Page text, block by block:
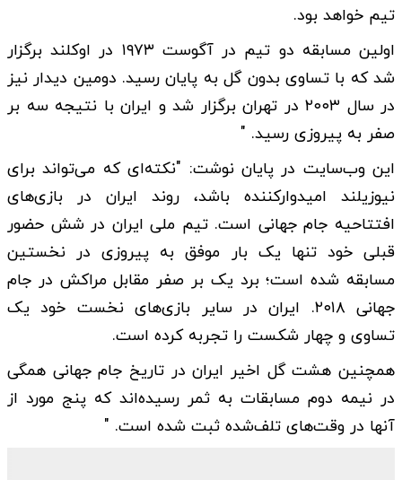
تیم خواهد بود.
اولین مسابقه دو تیم در آگوست ۱۹۷۳ در اوکلند برگزار
شد که با تساوی بدون گل به پایان رسید. دومین دیدار نیز
در سال ۲۰۰۳ در تهران برگزار شد و ایران با نتیجه سه بر
صفر به پیروزی رسید. "
این وب‌سایت در پایان نوشت: "نکته‌ای که می‌تواند برای
نیوزیلند امیدوارکننده باشد، روند ایران در بازی‌های
افتتاحیه جام جهانی است. تیم ملی ایران در شش حضور
قبلی خود تنها یک بار موفق به پیروزی در نخستین
مسابقه شده است؛ برد یک بر صفر مقابل مراکش در جام
جهانی ۲۰۱۸. ایران در سایر بازی‌های نخست خود یک
تساوی و چهار شکست را تجربه کرده است.
همچنین هشت گل اخیر ایران در تاریخ جام جهانی همگی
در نیمه دوم مسابقات به ثمر رسیده‌اند که پنج مورد از
آنها در وقت‌های تلف‌شده ثبت شده است. "